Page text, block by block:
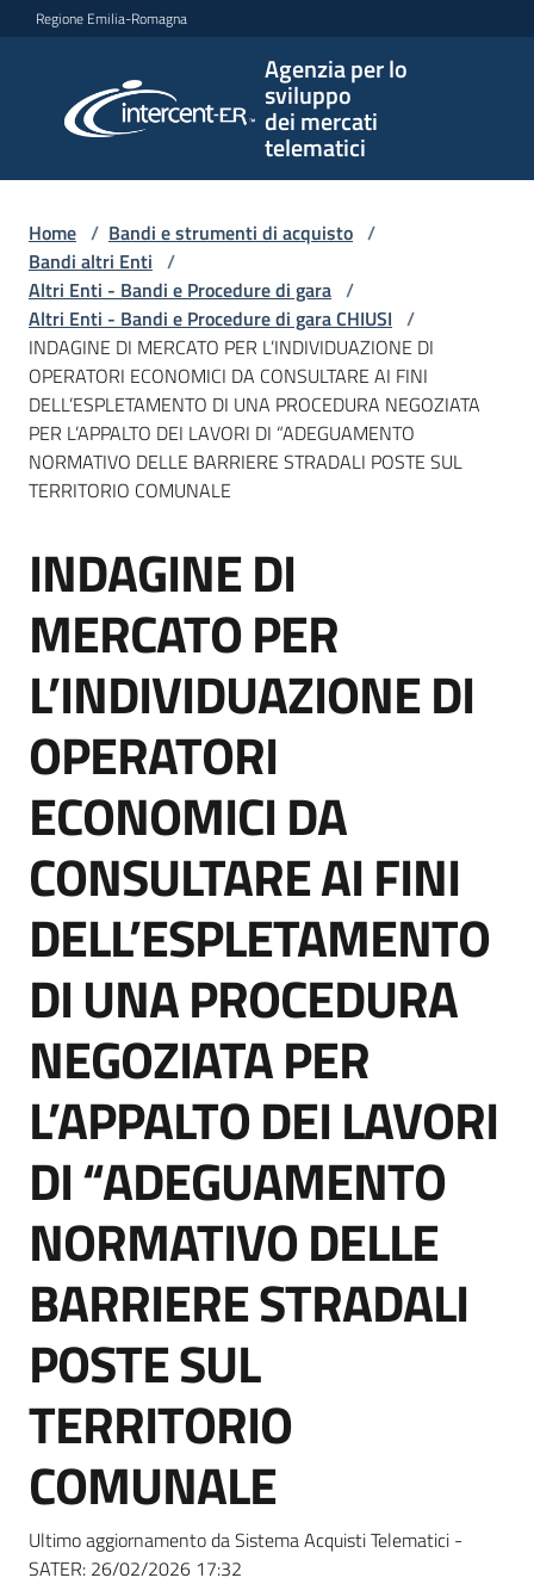
Vai al contenuto
Vai alla navigazione
Vai al footer
Regione Emilia-Romagna
Agenzia per lo
sviluppo
dei mercati
telematici
per lo
sviluppo
telematici
L'Agenzia
Bandi
e
strumenti
acquisto
Supporto
Piattaforme
telematiche
English
site
Seguici
su
Home / Bandi e strumenti di acquisto /
Bandi altri Enti /
Altri Enti - Bandi e Procedure di gara /
Altri Enti - Bandi e Procedure di gara CHIUSI /
INDAGINE DI MERCATO PER L’INDIVIDUAZIONE DI
OPERATORI ECONOMICI DA CONSULTARE AI FINI
DELL’ESPLETAMENTO DI UNA PROCEDURA NEGOZIATA
PER L’APPALTO DEI LAVORI DI “ADEGUAMENTO
NORMATIVO DELLE BARRIERE STRADALI POSTE SUL
TERRITORIO COMUNALE
Salta al contenuto
INDAGINE DI
MERCATO PER
L’INDIVIDUAZIONE DI
OPERATORI
ECONOMICI DA
CONSULTARE AI FINI
DELL’ESPLETAMENTO
DI UNA PROCEDURA
NEGOZIATA PER
L’APPALTO DEI LAVORI
DI “ADEGUAMENTO
NORMATIVO DELLE
BARRIERE STRADALI
POSTE SUL
TERRITORIO
COMUNALE
Ultimo aggiornamento da Sistema Acquisti Telematici -
SATER: 26/02/2026 17:32